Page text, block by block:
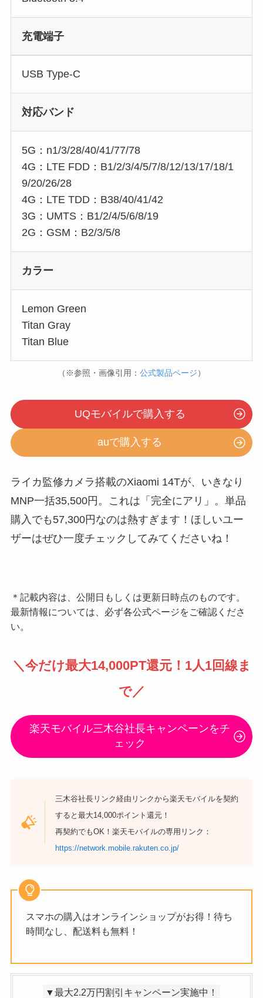
充電端子
USB Type-C
対応バンド
5G：n1/3/28/40/41/77/78
4G：LTE FDD：B1/2/3/4/5/7/8/12/13/17/18/1
9/20/26/28
4G：LTE TDD：B38/40/41/42
3G：UMTS：B1/2/4/5/6/8/19
2G：GSM：B2/3/5/8
カラー
Lemon Green
Titan Gray
Titan Blue
（※参照・画像引用： 公式製品ページ）
UQモバイルで購入する
auで購入する
ライカ監修カメラ搭載のXiaomi 14Tが、いきなり
MNP一括35,500円。これは「完全にアリ」。単品
購入でも57,300円なのは熱すぎます！ほしいユー
ザーはぜひ一度チェックしてみてくださいね！
＊記載内容は、公開日もしくは更新日時点のものです。
最新情報については、必ず各公式ページをご確認くださ
い。
＼ 今だけ最大14,000PT還元！1人1回線ま
で／
楽天モバイル三木谷社長キャンペーンをチ
ェック
三木谷社長リンク経由リンクから楽天モバイルを契約
すると最大14,000ポイント還元！
再契約でもOK！楽天モバイルの専用リンク：
https://network.mobile.rakuten.co.jp/
スマホの購入はオンラインショップがお得！待ち
時間なし、配送料も無料！
▼最大2.2万円割引キャンペーン実施中！